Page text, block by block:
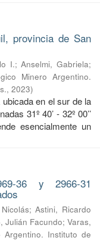
provincia de San
I.;Anselmi, Gabriela;
Minero Argentino.
, 2023)
en el sur de la
31º 40’ - 32º 00’’
esencialmente un
36 y 2966-31
;Astini, Ricardo
Julián Facundo; Varas,
Argentino. Instituto de